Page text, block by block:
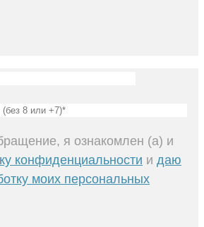
я ознакомлен (а) и
конфиденциальности и даю
моих персональных